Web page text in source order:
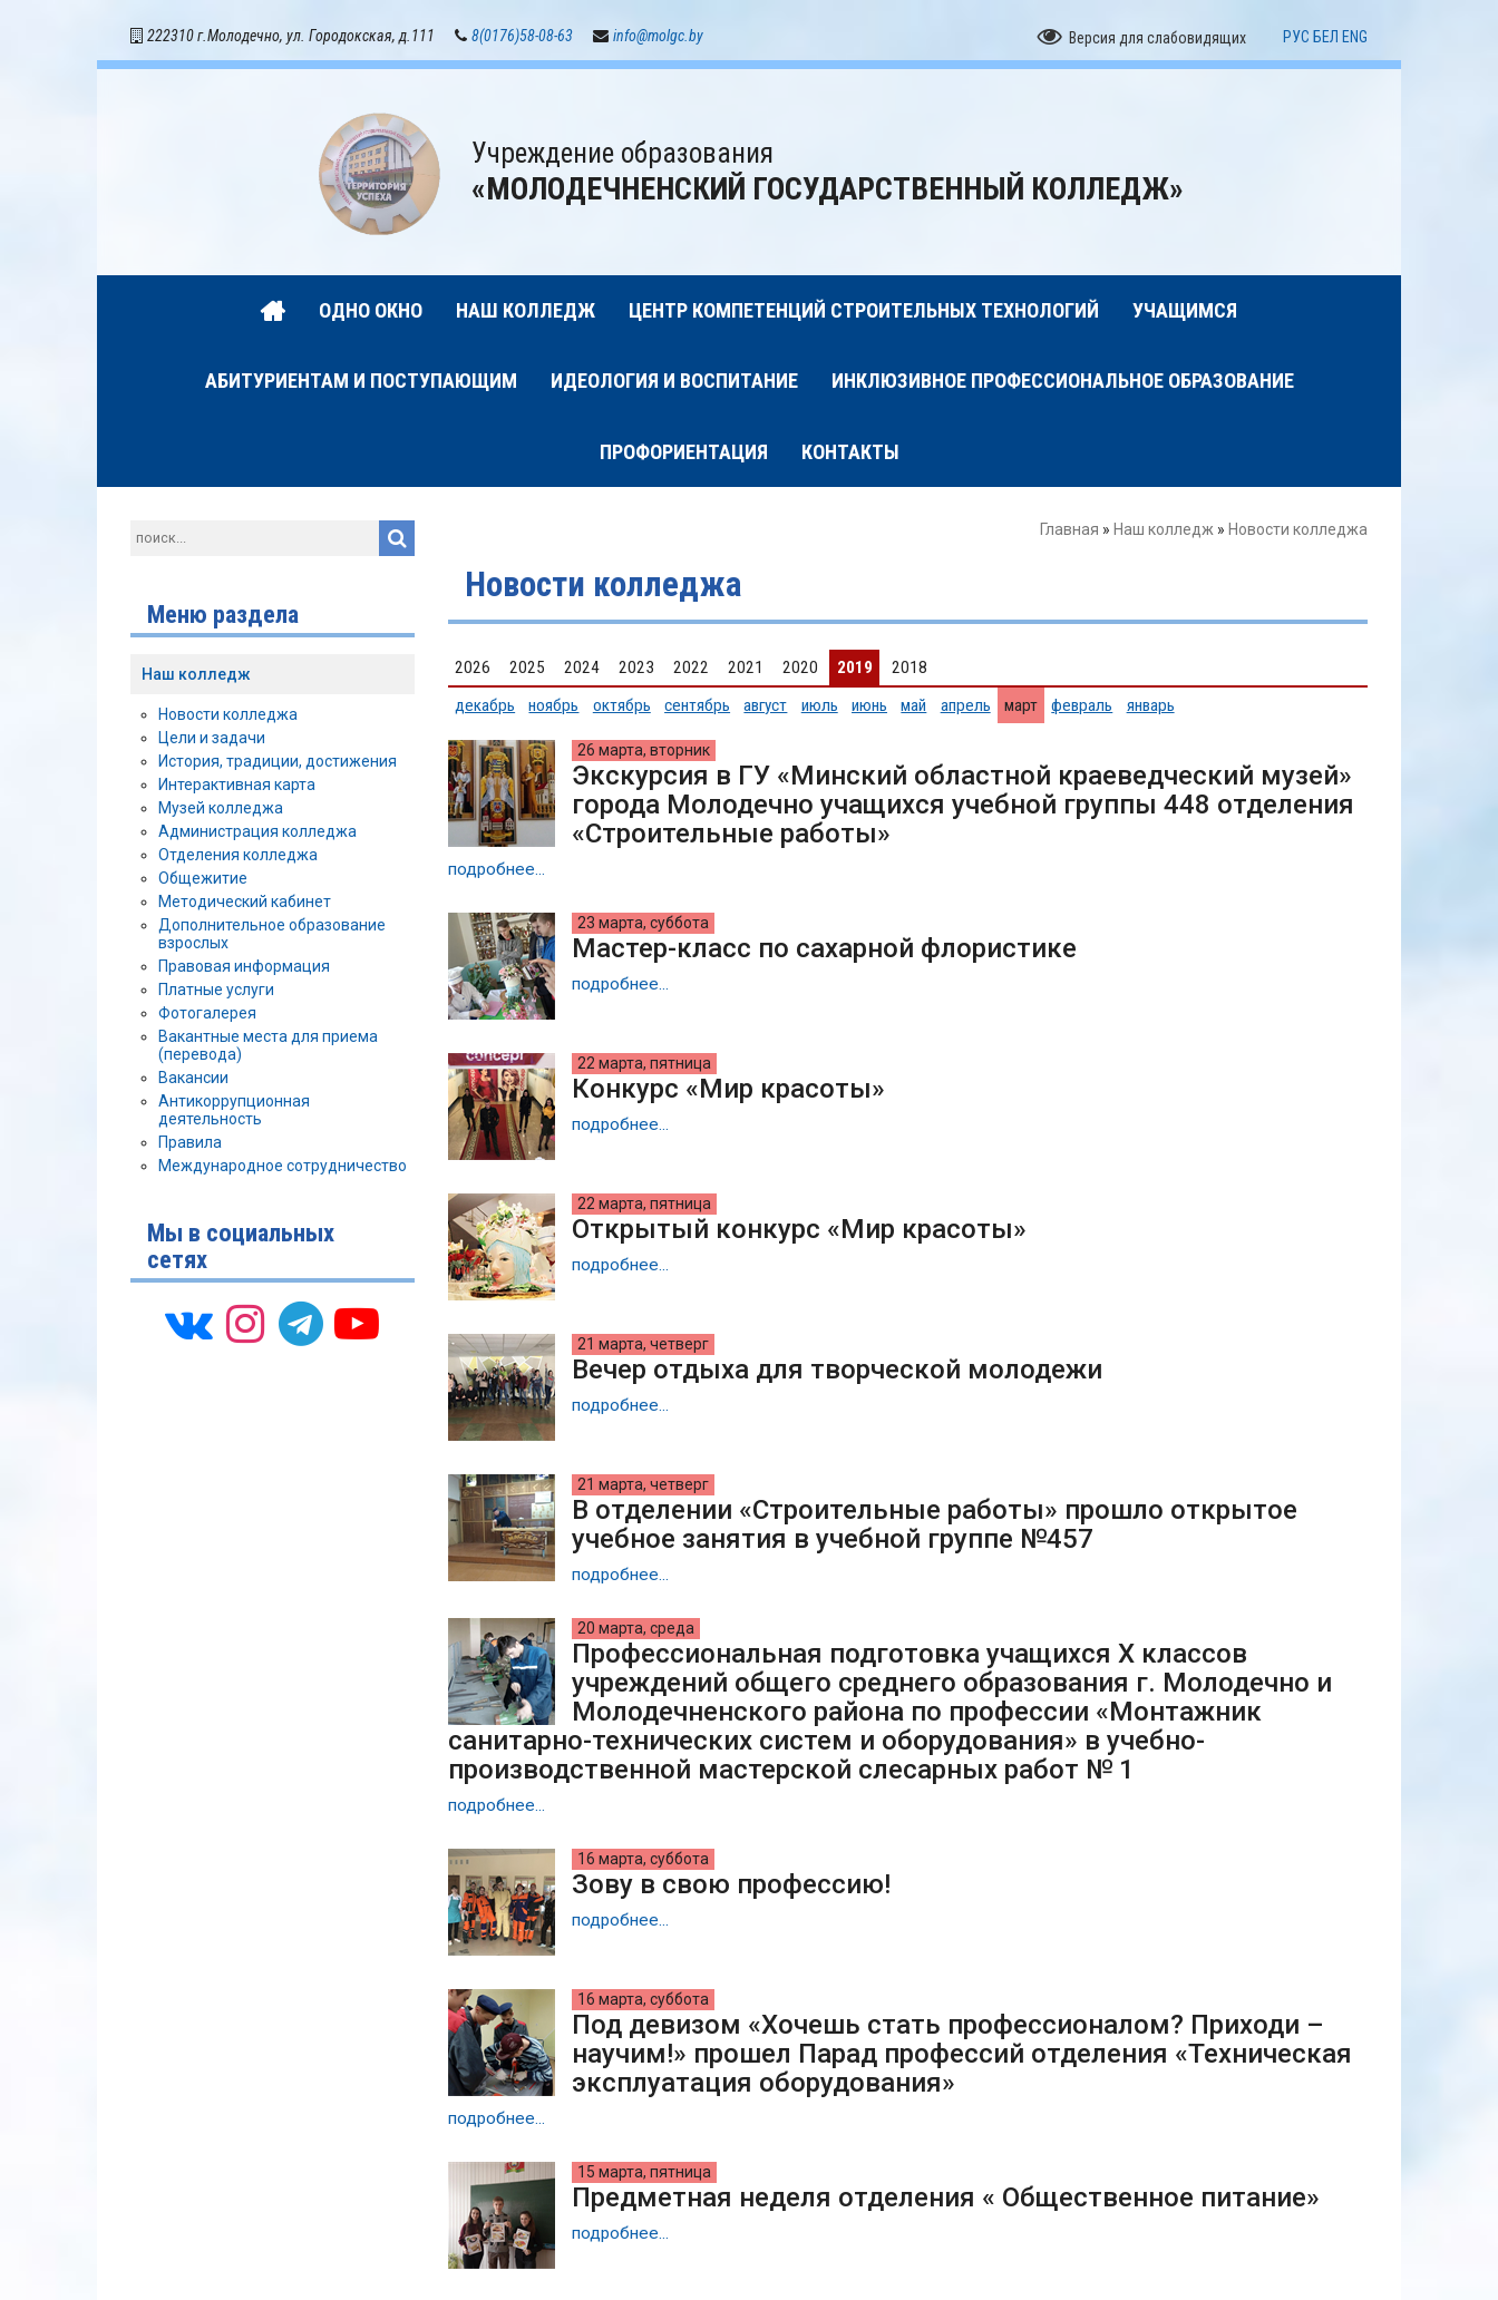
222310 г.Молодечно, ул. Городокская, д.111 8(0176)58-08-63 info@molgc.by Версия для слабовидящих РУС БЕЛ ENG
Учреждение образования
«МОЛОДЕЧНЕНСКИЙ ГОСУДАРСТВЕННЫЙ КОЛЛЕДЖ»
ОДНО ОКНО НАШ КОЛЛЕДЖ ЦЕНТР КОМПЕТЕНЦИЙ СТРОИТЕЛЬНЫХ ТЕХНОЛОГИЙ УЧАЩИМСЯ
АБИТУРИЕНТАМ И ПОСТУПАЮЩИМ ИДЕОЛОГИЯ И ВОСПИТАНИЕ ИНКЛЮЗИВНОЕ ПРОФЕССИОНАЛЬНОЕ ОБРАЗОВАНИЕ
ПРОФОРИЕНТАЦИЯ КОНТАКТЫ
Главная » Наш колледж » Новости колледжа
Новости колледжа
2026 2025 2024 2023 2022 2021 2020 2019
2018
декабрь
ноябрь октябрь сентябрь август июль июнь май апрель март февраль январь
26 марта, вторник
Экскурсия в ГУ «Минский областной краеведческий музей»
города Молодечно учащихся учебной группы 448 отделения
«Строительные работы»
подробнее...
23 марта, суббота
Мастер-класс по сахарной флористике
подробнее...
22 марта, пятница
Конкурс «Мир красоты»
подробнее...
22 марта, пятница
Открытый конкурс «Мир красоты»
подробнее...
21 марта, четверг
Вечер отдыха для творческой молодежи
подробнее...
21 марта, четверг
В отделении «Строительные работы» прошло открытое
учебное занятия в учебной группе №457
подробнее...
20 марта, среда
Профессиональная подготовка учащихся Х классов
учреждений общего среднего образования г. Молодечно и
Молодечненского района по профессии «Монтажник
санитарно-технических систем и оборудования» в учебно-
производственной мастерской слесарных работ № 1
подробнее...
16 марта, суббота
Зову в свою профессию!
подробнее...
16 марта, суббота
Под девизом «Хочешь стать профессионалом? Приходи –
научим!» прошел Парад профессий отделения «Техническая
эксплуатация оборудования»
подробнее...
15 марта, пятница
Предметная неделя отделения « Общественное питание»
подробнее...
Меню раздела
Наш колледж
Новости колледжа
Цели и задачи
История, традиции, достижения
Интерактивная карта
Музей колледжа
Администрация колледжа
Отделения колледжа
Общежитие
Методический кабинет
Дополнительное образование
взрослых
Правовая информация
Платные услуги
Фотогалерея
Вакантные места для приема
(перевода)
Вакансии
Антикоррупционная
деятельность
Правила
Международное сотрудничество
Мы в социальных
сетях